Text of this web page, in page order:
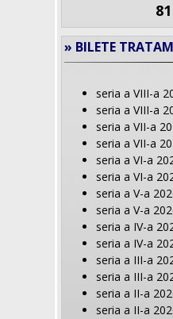
» BILETE
seria a VIII-a
seria a VIII-a
seria a VII-a
seria a VII-a
seria a VI-a
seria a VI-a
seria a V-a
seria a V-a
seria a IV-a
seria a IV-a
seria a III-a
seria a III-a
seria a II-a
seria a II-a